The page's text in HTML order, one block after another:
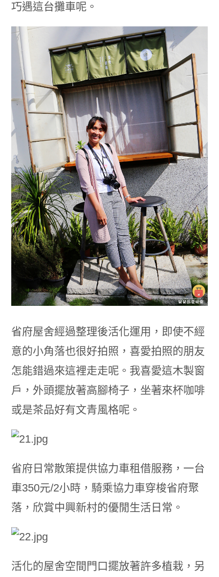
巧遇這台攤車呢。
省府屋舍經過整理後活化運用，即使不經
意的小角落也很好拍照，喜愛拍照的朋友
怎能錯過來這裡走走呢。我喜愛這木製窗
戶，外頭擺放著高腳椅子，坐著來杯咖啡
或是茶品好有文青風格呢。
省府日常散策提供協力車租借服務，一台
車350元/2小時，騎乘協力車穿梭省府聚
落，欣賞中興新村的優閒生活日常。
活化的屋舍空間門口擺放著許多植栽，另